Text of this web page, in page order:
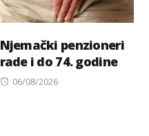
Njemački penzioneri
rade i do 74. godine
Posted
06/08/2026